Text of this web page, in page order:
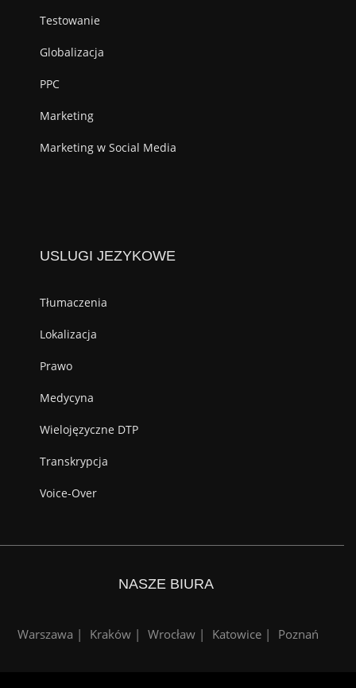
Testowanie
Globalizacja
PPC
Marketing
Marketing w Social Media
USLUGI JEZYKOWE
Tłumaczenia
Lokalizacja
Prawo
Medycyna
Wielojęzyczne DTP
Transkrypcja
Voice-Over
NASZE BIURA
Warszawa | Kraków | Wrocław | Katowice | Poznań